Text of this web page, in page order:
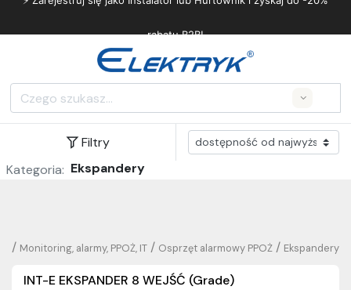
rabatu B2B!
Filtry
Kategoria: Ekspandery
Ekspandery
/
Osprzęt alarmowy PPOŻ
/
Monitoring, alarmy, PPOŻ, IT
/
INT-E EKSPANDER 8 WEJŚĆ (Grade)